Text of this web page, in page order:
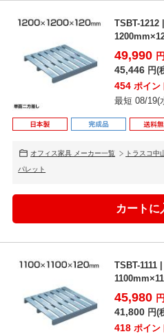
TSBT-1212
49,990
45,446 円(
454 ポイン
最短 08/19(
オフィス家具 メーカー一覧 トラスコ中
パレット
TSBT-1111
45,980
41,800 円(
418 ポイン